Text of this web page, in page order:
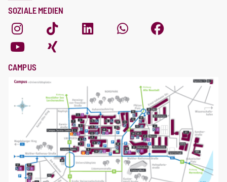
SOZIALE MEDIEN
CAMPUS